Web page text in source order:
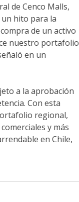
de Cenco Malls,
un hito para la
de un activo
nuestro portafolio
en un
a la aprobación
Con esta
regional,
y más
en Chile,